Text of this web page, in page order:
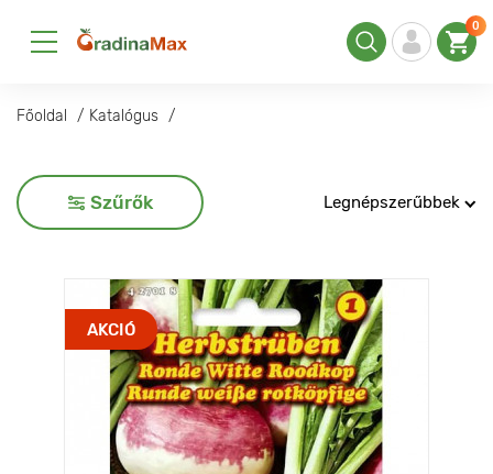
0
Főoldal Katalógus
Szűrők Legnépszerűbbek
AKCIÓ